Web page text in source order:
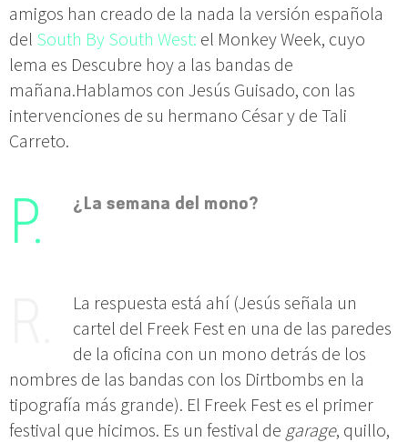
amigos han creado de la nada la versión española
del South By South West: el Monkey Week, cuyo
lema es Descubre hoy a las bandas de
mañana.Hablamos con Jesús Guisado, con las
intervenciones de su hermano César y de Tali
Carreto.
¿La semana del mono?
La respuesta está ahí (Jesús señala un
cartel del Freek Fest en una de las paredes
de la oficina con un mono detrás de los
nombres de las bandas con los Dirtbombs en la
tipografía más grande). El Freek Fest es el primer
festival que hicimos. Es un festival de garage, quillo,